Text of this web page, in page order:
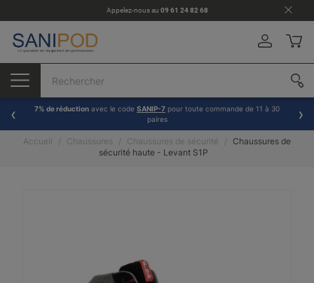
Appelez-nous au 09 61 24 82 68
7% de réduction avec le code SANIP-7 pour toute commande de 11 à 30
paires
Accueil Chaussures Chaussures de sécurité
Chaussures de
sécurité haute - Levant S1P